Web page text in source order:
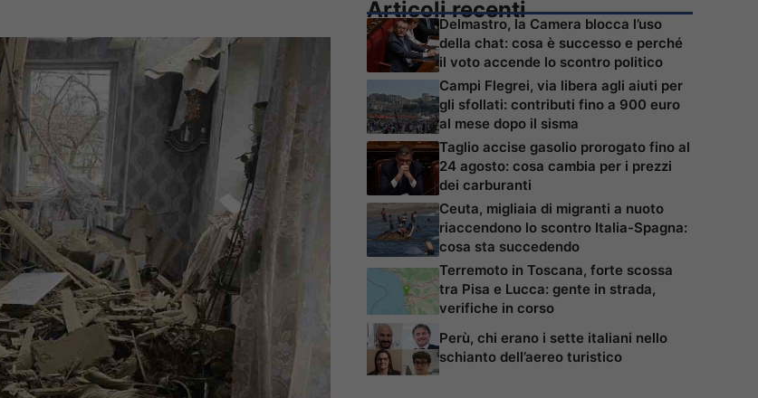
Articoli recenti
Delmastro, la Camera blocca l’uso
della chat: cosa è successo e perché
il voto accende lo scontro politico
Campi Flegrei, via libera agli aiuti per
gli sfollati: contributi fino a 900 euro
al mese dopo il sisma
Taglio accise gasolio prorogato fino al
24 agosto: cosa cambia per i prezzi
dei carburanti
Ceuta, migliaia di migranti a nuoto
riaccendono lo scontro Italia-Spagna:
cosa sta succedendo
Terremoto in Toscana, forte scossa
tra Pisa e Lucca: gente in strada,
verifiche in corso
Perù, chi erano i sette italiani nello
schianto dell’aereo turistico